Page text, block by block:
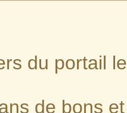
du portail
de bons